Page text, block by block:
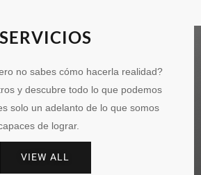
SERVICIOS
no sabes cómo hacerla realidad?
y descubre todo lo que podemos
solo un adelanto de lo que somos
de lograr.
VIEW ALL